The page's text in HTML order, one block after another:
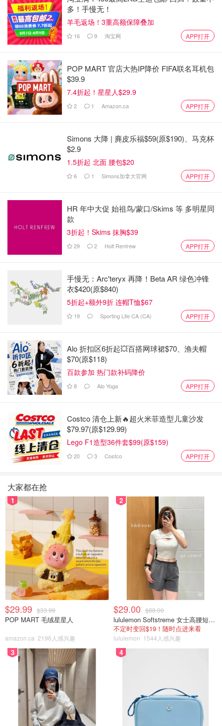
哈哈 另外遮唇纹效果好 👌
哑光质地 橘调偏粉 没有图片那么亮 本来的颜色会低调一点
～ 也很适合见长辈 是稳重又温柔的感觉
5⃣️ Dior772
一直被Call这位大名鼎鼎的Dior 772 “干枯玫瑰”
真的超级美 ， 这个图片有点色差 我一直拍不好 你们可以看
官网图 我拍的偏大红色调了 ， 但实际是偏玫色的～ 很显
白，厚涂也会有红棕色调 ～ 很温柔很有气质～ 30➕的小姐
姐涂会有另外一种成熟美， 见长辈真的也是很好的选择
多！手慢无！
羊毛返场！3重高额保障叠加
16 9 淘宝网 APP打开
POP MART 官店大热IP降价 FIFA联名耳机包
$39.9
7.4折起！星星人$29.9
2 1 Amazon.ca APP打开
Simons 大降 | 麂皮乐福$59(原$190)、马克杯
$2.9
1.5折起 北面 腰包$20
6 1 Simons加拿大官网 APP打开
HR 年中大促 始祖鸟/蒙口/Skims 等 多明星同
款
3折起！Skims 抹胸$39
29 2 Holt Renfrew APP打开
手慢无：Arc'teryx 再降！Beta AR 绿色冲锋
衣$420(原$840)
5折起+额外9折 连帽T恤$67
19 Sporting Life CA (CA) APP打开
Alo 折扣区6折起💥百搭网球裙$70、渔夫帽
$70(原$118)
百款参加 热门款补码降价
8 Alo Yoga APP打开
Costco 清仓上新🔥超火米菲造型儿童沙发
$79.97(原$129.99)
Lego F1造型36件套$99(原$159)
20 3 Costco APP打开
大家都在抢
1
$29.99 $33.99
POP MART 毛绒星星人
amazon.ca 2196人感兴趣
2
$29.00 $88.00
lululemon Softstreme 女士高腰短裤 10cm
不定时变回$19！随时点进来看
lululemon 1544人感兴趣
3 4